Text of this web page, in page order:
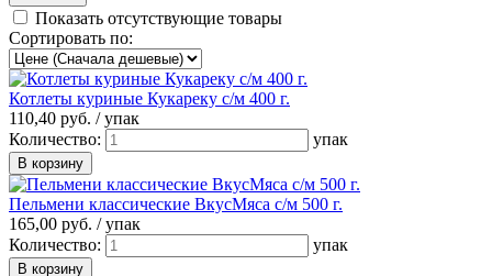
Показать отсутствующие товары
Сортировать по:
Котлеты куриные Кукареку с/м 400 г.
110,40 руб. /упак
Количество:
упак
Пельмени классические ВкусМяса с/м 500 г.
165,00 руб. /упак
Количество:
упак